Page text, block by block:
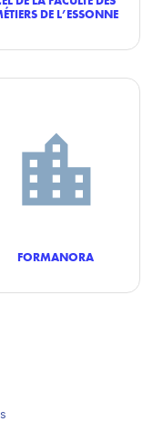
DE L’ESSONNE
FORMANORA